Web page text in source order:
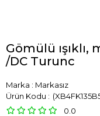
Gömülü ışıklı,
/DC Turunc
Marka : Markasız
0.0